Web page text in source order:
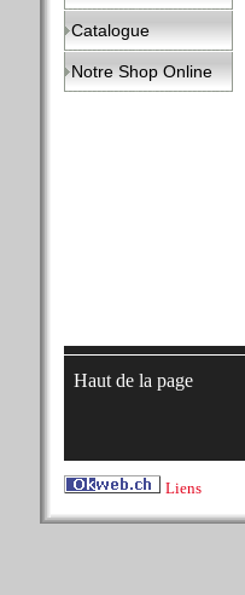
Catalogue
Notre Shop Online
Haut de la page
Liens